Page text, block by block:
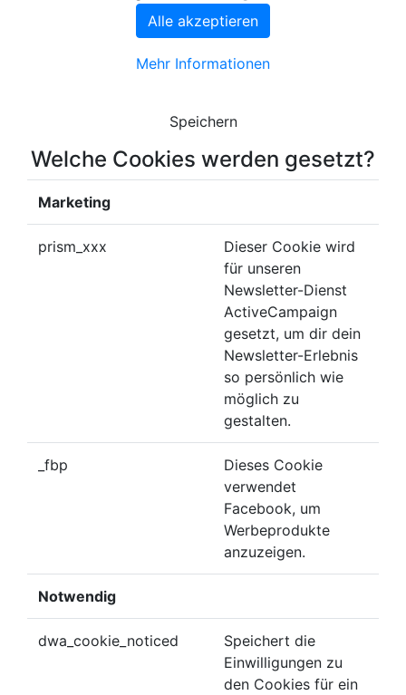
Alle akzeptieren
Mehr Informationen
Speichern
Welche Cookies werden gesetzt?
Marketing
prism_xxx
Dieser Cookie wird
für unseren
Newsletter-Dienst
ActiveCampaign
gesetzt, um dir dein
Newsletter-Erlebnis
so persönlich wie
möglich zu
gestalten.
_fbp
Dieses Cookie
verwendet
Facebook, um
Werbeprodukte
anzuzeigen.
Notwendig
dwa_cookie_noticed
Speichert die
Einwilligungen zu
den Cookies für ein